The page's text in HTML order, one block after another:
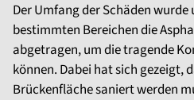
Der Umfang der Schäden
bestimmten Bereichen die
abgetragen, um die tragende
können. Dabei hat sich gezeigt,
Brückenfläche saniert werden